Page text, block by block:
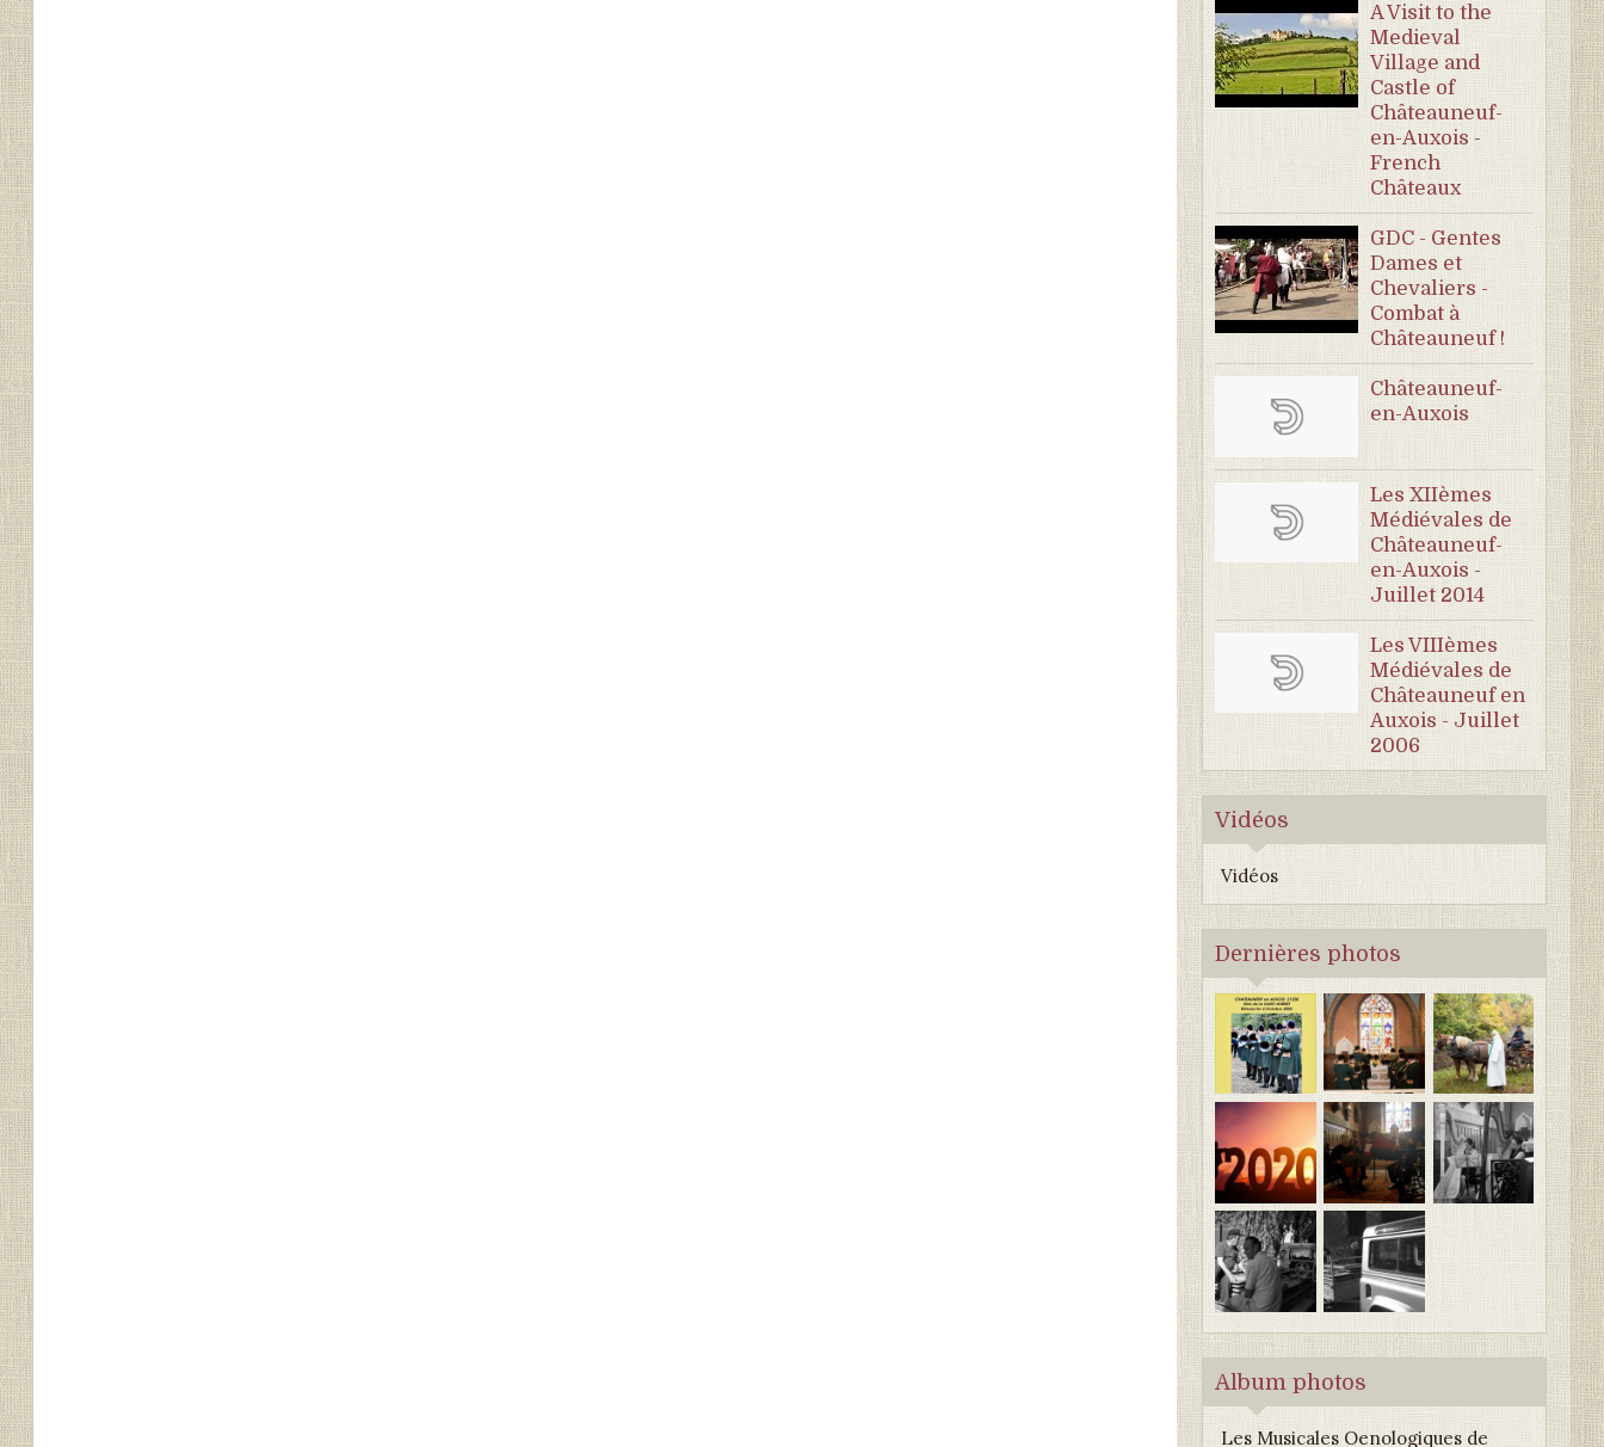
A Visit to the
Medieval
Village and
Castle of
Châteauneuf-
en-Auxois -
French
Châteaux
GDC - Gentes
Dames et
Chevaliers -
Combat à
Châteauneuf !
Châteauneuf-
en-Auxois
Les XIIèmes
Médiévales de
Châteauneuf-
en-Auxois -
Juillet 2014
Les VIIIèmes
Médiévales de
Châteauneuf en
Auxois - Juillet
2006
Vidéos
Vidéos
Dernières photos
Album photos
Les Musicales Oenologiques de